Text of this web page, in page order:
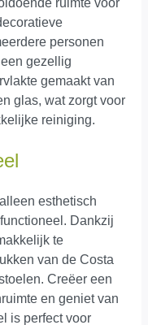
personen
gezellig
gemaakt van
glas, wat zorgt voor
reiniging.
esthetisch
Dankzij
te
van de Costa
Creëer een
en geniet van
is perfect voor